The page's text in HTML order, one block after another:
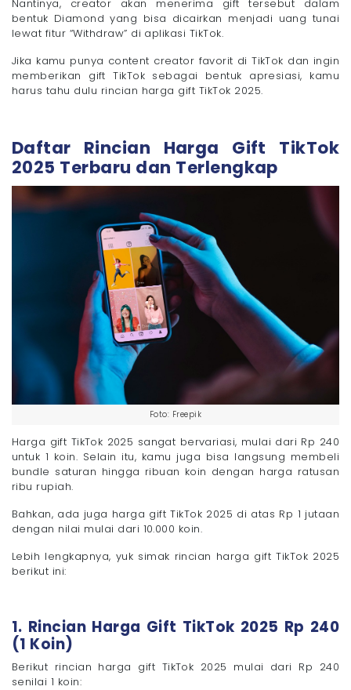
Nantinya, creator akan menerima gift tersebut dalam
bentuk Diamond yang bisa dicairkan menjadi uang tunai
lewat fitur “Withdraw” di aplikasi TikTok.
Jika kamu punya content creator favorit di TikTok dan ingin
memberikan gift TikTok sebagai bentuk apresiasi, kamu
harus tahu dulu rincian harga gift TikTok 2025.
Daftar Rincian Harga Gift TikTok
2025 Terbaru dan Terlengkap
Foto: Freepik
Harga gift TikTok 2025 sangat bervariasi, mulai dari Rp 240
untuk 1 koin. Selain itu, kamu juga bisa langsung membeli
bundle saturan hingga ribuan koin dengan harga ratusan
ribu rupiah.
Bahkan, ada juga harga gift TikTok 2025 di atas Rp 1 jutaan
dengan nilai mulai dari 10.000 koin.
Lebih lengkapnya, yuk simak rincian harga gift TikTok 2025
berikut ini:
1. Rincian Harga Gift TikTok 2025 Rp 240
(1 Koin)
Berikut rincian harga gift TikTok 2025 mulai dari Rp 240
senilai 1 koin: